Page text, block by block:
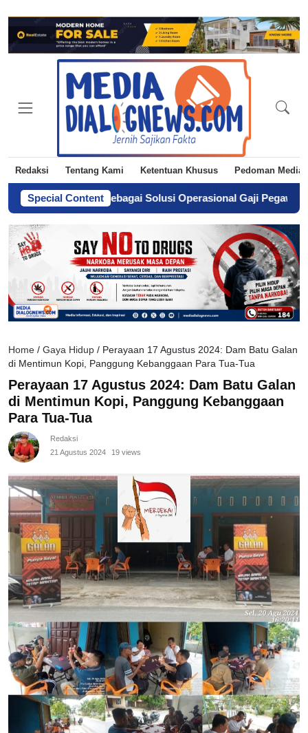
Redaksi Tentang Kami Ketentuan Khusus Pedoman Media
Special Content
Langkah sebagai Solusi Operasional Gaji Pegawai Pemda
Home / Gaya Hidup / Perayaan 17 Agustus 2024: Dam Batu Galan
di Mentimun Kopi, Panggung Kebanggaan Para Tua-Tua
Perayaan 17 Agustus 2024: Dam Batu Galan
di Mentimun Kopi, Panggung Kebanggaan
Para Tua-Tua
Redaksi
21 Agustus 2024
19 views